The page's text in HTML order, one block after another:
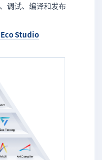
调试、编译和发布
Studio